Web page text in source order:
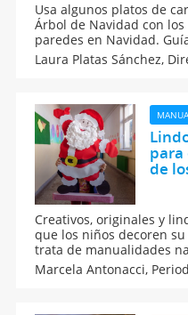
Usa algunos platos de
Árbol de Navidad con
paredes en Navidad.
una manualidad de
entretengan durante las
Laura Platas Sánchez,
para
de
Creativos, originales y
que los niños decoren
trata de manualidades
materiales fáciles de
adornen la escuela o
Marcela Antonacci,